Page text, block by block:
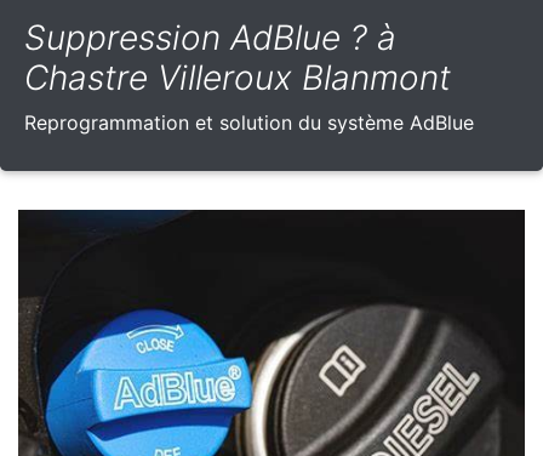
Suppression AdBlue ? à
Chastre Villeroux Blanmont
Reprogrammation et solution du système AdBlue